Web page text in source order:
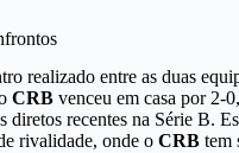
realizado entre as duas
CRB venceu em casa por 2-
diretos recentes na Série B.
rivalidade, onde o CRB tem